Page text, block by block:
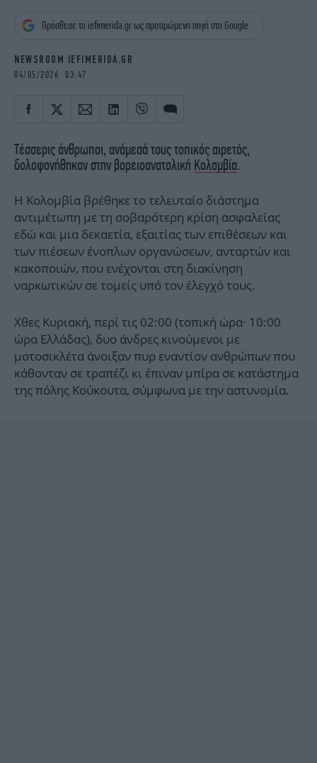
OSCARS
THE OCEAN
Πρόσθεσε το iefimerida.gr ως προτιμώμενη πηγή στη Google
NEWSROOM IEFIMERIDA.GR
04/05/2026 03:47
Τέσσερις άνθρωποι, ανάμεσά τους τοπικός αιρετός,
δολοφονήθηκαν στην βορειοανατολική Κολομβία.
Η Κολομβία βρέθηκε το τελευταίο διάστημα
αντιμέτωπη με τη σοβαρότερη κρίση ασφαλείας
εδώ και μια δεκαετία, εξαιτίας των επιθέσεων και
των πιέσεων ένοπλων οργανώσεων, ανταρτών και
κακοποιών, που ενέχονται στη διακίνηση
ναρκωτικών σε τομείς υπό τον έλεγχό τους.
Χθες Κυριακή, περί τις 02:00 (τοπική ώρα· 10:00
ώρα Ελλάδας), δυο άνδρες κινούμενοι με
μοτοσικλέτα άνοιξαν πυρ εναντίον ανθρώπων που
κάθονταν σε τραπέζι κι έπιναν μπίρα σε κατάστημα
της πόλης Κούκουτα, σύμφωνα με την αστυνομία.